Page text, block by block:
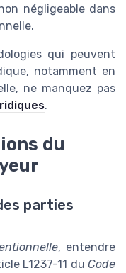
négligeable dans
qui peuvent
notamment en
ne manquez pas
.
du
parties
, entendre
L1237-11 du Code